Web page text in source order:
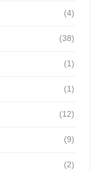
(4)
(38)
(1)
(1)
(12)
(9)
(2)